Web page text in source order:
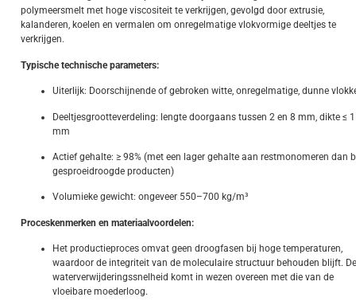
polymeersmelt met hoge viscositeit te verkrijgen, gevolgd door extrusie,
kalanderen, koelen en vermalen om onregelmatige vlokvormige deeltjes te
verkrijgen.
Typische technische parameters:
Uiterlijk: Doorschijnende of gebroken witte, onregelmatige, dunne
Deeltjesgrootteverdeling: lengte doorgaans tussen 2 en 8 mm, dikte ≤ 1
mm
Actief gehalte: ≥ 98% (met een lager gehalte aan restmonomeren dan
gesproeidroogde producten)
Volumieke gewicht: ongeveer 550–700 kg/m³
Proceskenmerken en materiaalvoordelen:
Het productieproces omvat geen droogfasen bij hoge temperaturen,
waardoor de integriteit van de moleculaire structuur behouden blijft. De
waterverwijderingssnelheid komt in wezen overeen met die van de
vloeibare moederloog.